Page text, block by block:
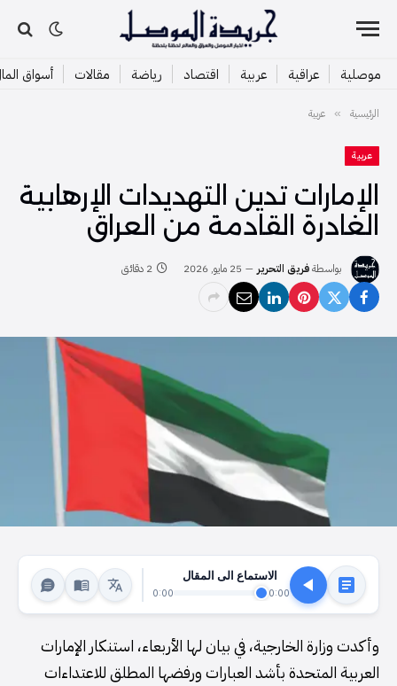
موصلية عراقية عربية اقتصاد رياضة مقالات أسواق
الرئيسية » عربية
عربية
الإمارات تدين التهديدات الإرهابية
الغادرة القادمة من العراق
بواسطةفريق التحرير 25 مايو, 2026 2 دقائق
الاستماع الى المقال
0:00
0:00
وأكدت وزارة الخارجية، في بيان لها الأربعاء، استنكار الإمارات
العربية المتحدة بأشد العبارات ورفضها المطلق للاعتداءات